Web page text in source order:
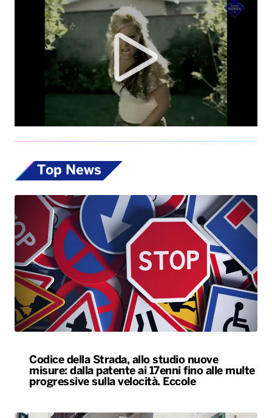
Top News
Codice della Strada, allo studio nuove
misure: dalla patente ai 17enni fino alle multe
progressive sulla velocità. Eccole